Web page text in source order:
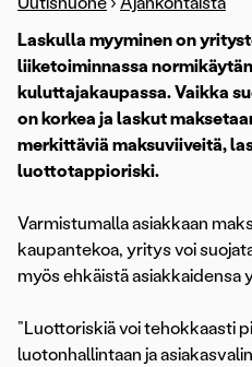
Laskulla myyminen on
liiketoiminnassa
kuluttajakaupassa. Vaikka
on korkea ja laskut
merkittäviä maksuviiveitä,
luottotappioriski.
Varmistumalla asiakkaan
kaupantekoa, yritys voi
myös ehkäistä asiakkaidensa
”Luottoriskiä voi tehokkaasti
luotonhallintaan ja